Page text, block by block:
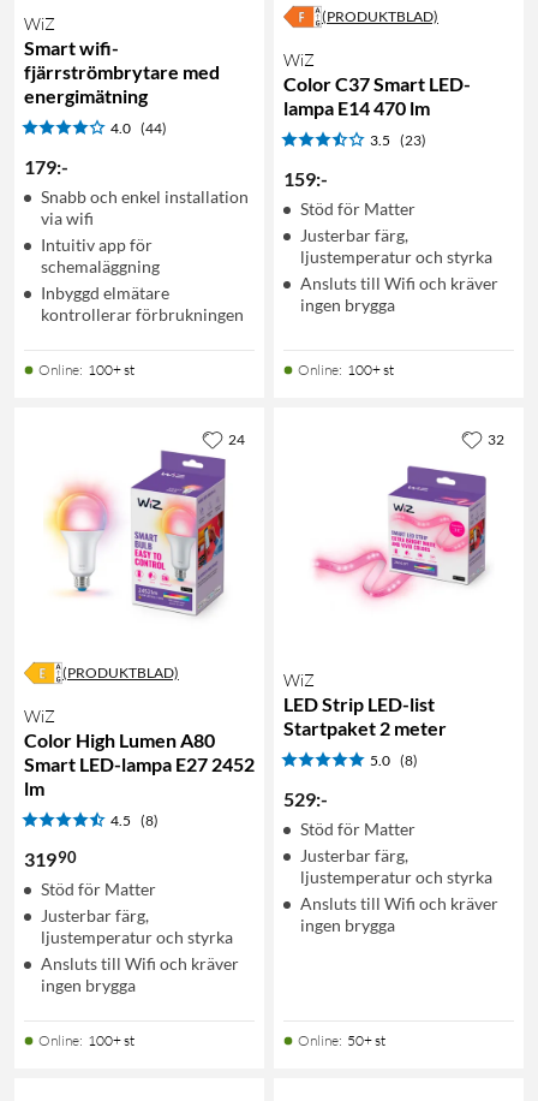
WiZ
Smart wifi-
fjärrströmbrytare med
energimätning
4.0 (44)
179:-
Snabb och enkel installation
via wifi
Intuitiv app för
schemaläggning
Inbyggd elmätare
kontrollerar förbrukningen
Online: 100+ st
(PRODUKTBLAD)
WiZ
Color C37 Smart LED-
lampa E14 470 lm
3.5 (23)
159:-
Stöd för Matter
Justerbar färg,
ljustemperatur och styrka
Ansluts till Wifi och kräver
ingen brygga
Online: 100+ st
(PRODUKTBLAD)
WiZ
Color High Lumen A80
Smart LED-lampa E27 2452
lm
4.5 (8)
31990
Stöd för Matter
Justerbar färg,
ljustemperatur och styrka
Ansluts till Wifi och kräver
ingen brygga
Online: 100+ st
24
WiZ
LED Strip LED-list
Startpaket 2 meter
5.0 (8)
529:-
Stöd för Matter
Justerbar färg,
ljustemperatur och styrka
Ansluts till Wifi och kräver
ingen brygga
Online: 50+ st
32